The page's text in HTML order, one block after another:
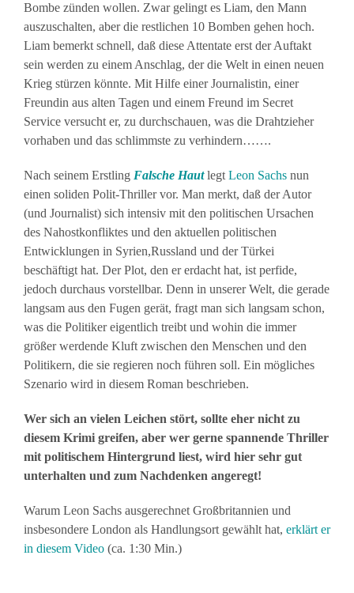
Bombe zünden wollen. Zwar gelingt es Liam, den Mann
auszuschalten, aber die restlichen 10 Bomben gehen hoch.
Liam bemerkt schnell, daß diese Attentate erst der Auftakt
sein werden zu einem Anschlag, der die Welt in einen neuen
Krieg stürzen könnte. Mit Hilfe einer Journalistin, einer
Freundin aus alten Tagen und einem Freund im Secret
Service versucht er, zu durchschauen, was die Drahtzieher
vorhaben und das schlimmste zu verhindern…….
Nach seinem Erstling Falsche Hautlegt Leon Sachs nun
einen soliden Polit-Thriller vor. Man merkt, daß der Autor
(und Journalist) sich intensiv mit den politischen Ursachen
des Nahostkonfliktes und den aktuellen politischen
Entwicklungen in Syrien,Russland und der Türkei
beschäftigt hat. Der Plot, den er erdacht hat, ist perfide,
jedoch durchaus vorstellbar. Denn in unserer Welt, die gerade
langsam aus den Fugen gerät, fragt man sich langsam schon,
was die Politiker eigentlich treibt und wohin die immer
größer werdende Kluft zwischen den Menschen und den
Politikern, die sie regieren noch führen soll. Ein mögliches
Szenario wird in diesem Roman beschrieben.
Wer sich an vielen Leichen stört, sollte eher nicht zu
diesem Krimi greifen, aber wer gerne spannende Thriller
mit politischem Hintergrund liest, wird hier sehr gut
unterhalten und zum Nachdenken angeregt!
Warum Leon Sachs ausgerechnet Großbritannien und
insbesondere London als Handlungsort gewählt hat, erklärt er
in diesem Video (ca. 1:30 Min.)